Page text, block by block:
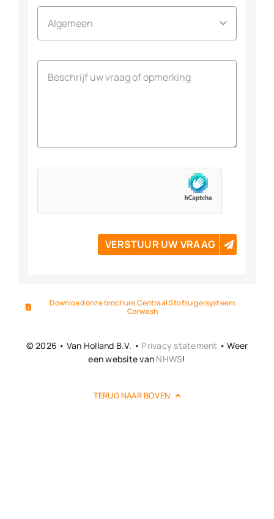
VERSTUUR UW VRAAG
Download onze brochure Centraal Stofzuigersysteem
Carwash
© 2026 • Van Holland B.V. • Privacy statement • Weer
een website van NHWS!
TERUG NAAR BOVEN